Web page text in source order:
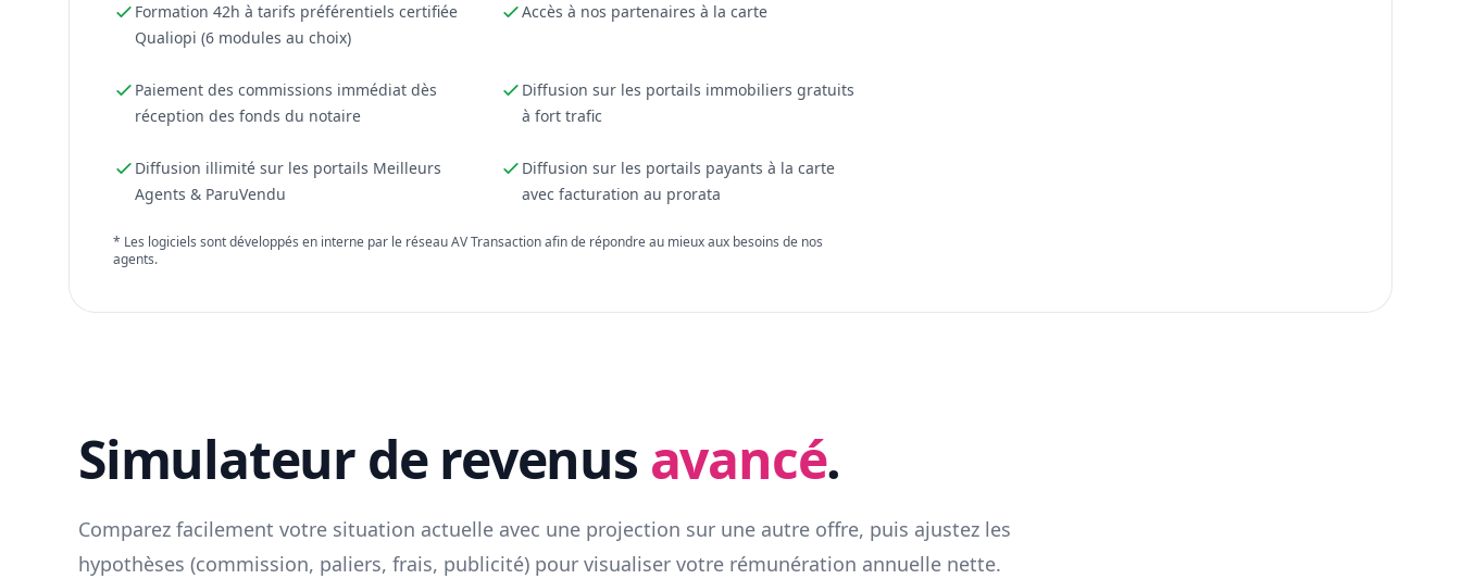
Formation 42h à tarifs préférentiels certifiée
Qualiopi (6 modules au choix)
Accès à nos partenaires à la carte
Paiement des commissions immédiat dès
réception des fonds du notaire
Diffusion sur les portails immobiliers gratuits
à fort trafic
Diffusion illimité sur les portails Meilleurs
Agents & ParuVendu
Diffusion sur les portails payants à la carte
avec facturation au prorata
* Les logiciels sont développés en interne par le réseau AV Transaction afin de répondre au mieux aux besoins de nos
agents.
Simulateur de revenus avancé.
Comparez facilement votre situation actuelle avec une projection sur une autre offre, puis ajustez les
hypothèses (commission, paliers, frais, publicité) pour visualiser votre rémunération annuelle nette.